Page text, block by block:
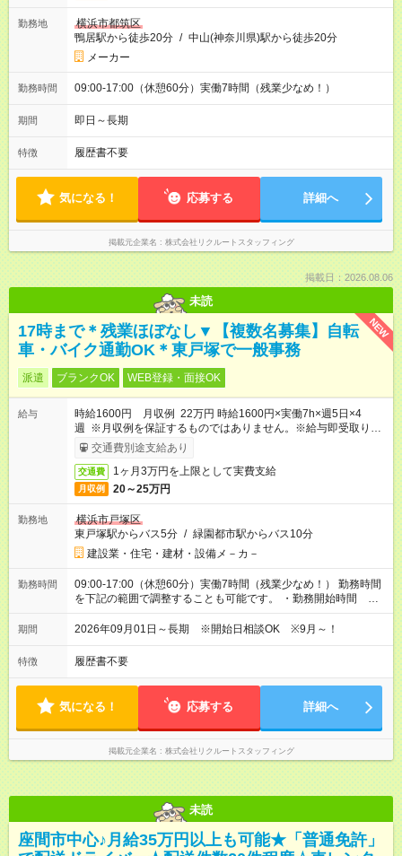
勤務地
横浜市都筑区
鴨居駅から徒歩20分 / 中山(神奈川県)駅から徒歩20分
メーカー
勤務時間 09:00-17:00（休憩60分）実働7時間（残業少なめ！）
期間 即日～長期
特徴 履歴書不要
気になる！ 応募する 詳細へ
掲載元企業名 株式会社リクルートスタッフィング
掲載日：2026.08.06
未読
NEW
17時まで＊残業ほぼなし▼【複数名募集】自転
車・バイク通勤OK＊東戸塚で一般事務
派遣 ブランクOK WEB登録・面接OK
給与
時給1600円 月収例 22万円 時給1600円×実働7h×週5日×4
週 ※月収例を保証するものではありません。※給与即受取りサ
ービス利用可（利用条件有）
交通費別途支給あり
交通費 1ヶ月3万円を上限として実費支給
月収例 20～25万円
勤務地
横浜市戸塚区
東戸塚駅からバス5分 / 緑園都市駅からバス10分
建設業・住宅・建材・設備メ－カ－
勤務時間
09:00-17:00（休憩60分）実働7時間（残業少なめ！） 勤務時間
を下記の範囲で調整することも可能です。 ・勤務開始時間
08:45～09:00 ・勤務終了時間 17:00～17:30 ・実働 07:00～
07:45
期間 2026年09月01日～長期 ※開始日相談OK ※9月～！
特徴 履歴書不要
気になる！ 応募する 詳細へ
掲載元企業名 株式会社リクルートスタッフィング
未読
座間市中心♪月給35万円以上も可能★「普通免許」